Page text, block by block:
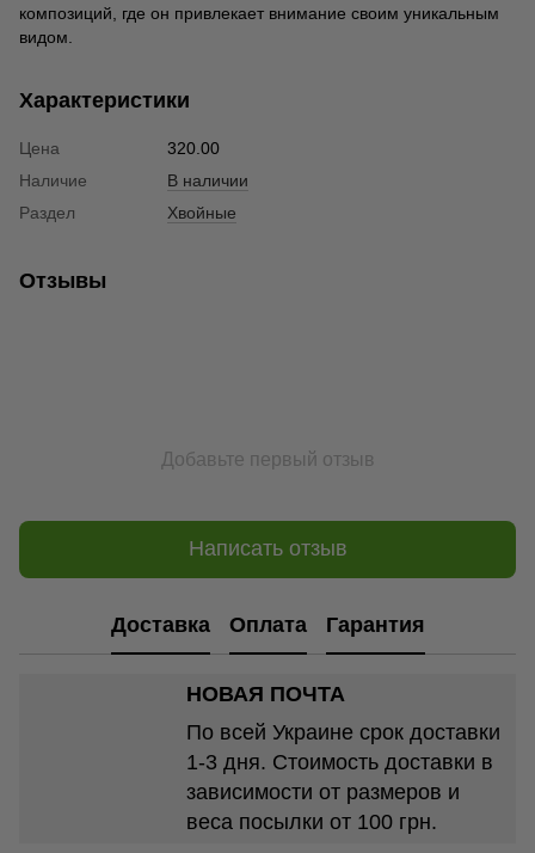
композиций, где он привлекает внимание своим уникальным
видом.
Характеристики
Цена
320.00
Наличие
В наличии
Раздел
Хвойные
Отзывы
Добавьте первый отзыв
Написать отзыв
Доставка Оплата Гарантия
НОВАЯ ПОЧТА
По всей Украине срок доставки
1-3 дня. Стоимость доставки в
зависимости от размеров и
веса посылки от 100 грн.